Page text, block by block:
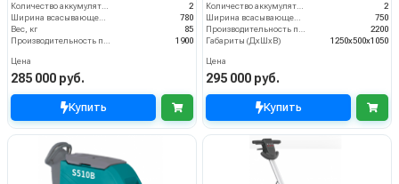
2
780
Вес, кг
85
1900
Цена
285 000 руб.
Купить
2
750
2200
Габариты (ДхШхВ)
1250х500х1050
Цена
295 000 руб.
Купить